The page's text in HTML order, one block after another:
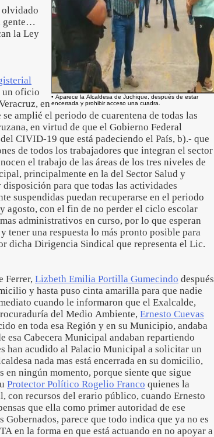
• Aparece la Alcaldesa de Juchique, después de estar
encerrada y prohibir acceso una cuadra.
olvidado
gente…
la Ley
un oficio
en
amplié el periodo de cuarentena de todas las
en virtud de que el Gobierno Federal
CIVID-19 que está padeciendo el País, b).- que
de todos los trabajadores que integran el sector
el trabajo de las áreas de los tres niveles de
principalmente en la del Sector Salud y
para que todas las actividades
suspendidas puedan recuperarse en el periodo
agosto, con el fin de no perder el ciclo escolar
administrativos en curso, por lo que esperan
tener una respuesta lo más pronto posible para
dicha Dirigencia Sindical que representa el Lic.
Ferrer, Lizbeth Emilia Portilla Gumecindo después
y hasta puso cinta amarilla para que nadie
cuando le informaron que el Exalcalde,
del Medio Ambiente, Ernesto Cuevas
en toda esa Región y en su Municipio, andaba
esa Cabecera Municipal andaban repartiendo
han acudido al Palacio Municipal a solicitar un
nada mas está encerrada en su domicilio,
en ningún momento, porque siente que sigue
Protector Político Rogelio Franco quienes la
con recursos del erario público, cuando Ernesto
que ella como primer autoridad de ese
parece que todo indica que ya no es
en la forma en que está actuando en no apoyar a